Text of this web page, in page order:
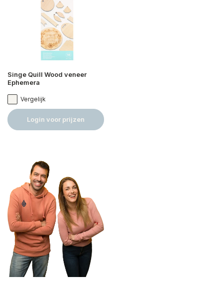
Singe Quill Wood veneer
Ephemera
Vergelijk
Login voor prijzen